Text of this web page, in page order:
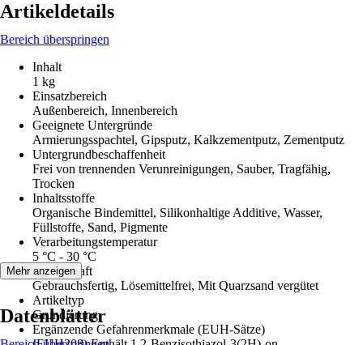
Artikeldetails
Bereich überspringen
Inhalt
1 kg
Einsatzbereich
Außenbereich, Innenbereich
Geeignete Untergründe
Armierungsspachtel, Gipsputz, Kalkzementputz, Zementputz
Untergrundbeschaffenheit
Frei von trennenden Verunreinigungen, Sauber, Tragfähig,
Trocken
Inhaltsstoffe
Organische Bindemittel, Silikonhaltige Additive, Wasser,
Füllstoffe, Sand, Pigmente
Verarbeitungstemperatur
5 °C - 30 °C
Eigenschaft
Gebrauchsfertig, Lösemittelfrei, Mit Quarzsand vergütet
Artikeltyp
Grundierung
Ergänzende Gefahrenmerkmale (EUH-Sätze)
Mehr anzeigen
Datenblätter